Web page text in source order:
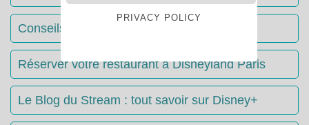
Conseils & Astuces Disneyland Paris
Réserver votre restaurant à Disneyland Paris
Le Blog du Stream : tout savoir sur Disney+
PRIVACY POLICY